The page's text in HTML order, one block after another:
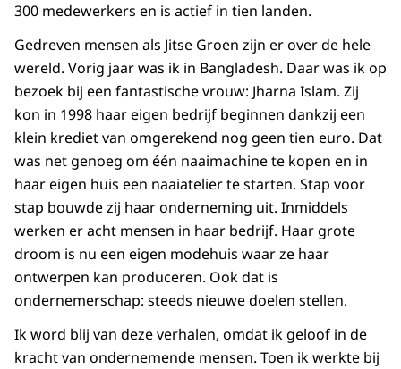
300 medewerkers en is actief in tien landen.
Gedreven mensen als Jitse Groen zijn er over de hele
wereld. Vorig jaar was ik in Bangladesh. Daar was ik op
bezoek bij een fantastische vrouw: Jharna Islam. Zij
kon in 1998 haar eigen bedrijf beginnen dankzij een
klein krediet van omgerekend nog geen tien euro. Dat
was net genoeg om één naaimachine te kopen en in
haar eigen huis een naaiatelier te starten. Stap voor
stap bouwde zij haar onderneming uit. Inmiddels
werken er acht mensen in haar bedrijf. Haar grote
droom is nu een eigen modehuis waar ze haar
ontwerpen kan produceren. Ook dat is
ondernemerschap: steeds nieuwe doelen stellen.
Ik word blij van deze verhalen, omdat ik geloof in de
kracht van ondernemende mensen. Toen ik werkte bij